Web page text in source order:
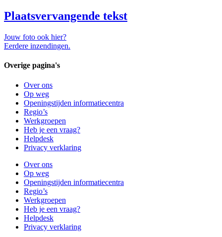
Plaatsvervangende tekst
Jouw foto ook hier?
Eerdere inzendingen.
Overige pagina's
Over ons
Op weg
Openingstijden informatiecentra
Regio’s
Werkgroepen
Heb je een vraag?
Helpdesk
Privacy verklaring
Over ons
Op weg
Openingstijden informatiecentra
Regio’s
Werkgroepen
Heb je een vraag?
Helpdesk
Privacy verklaring